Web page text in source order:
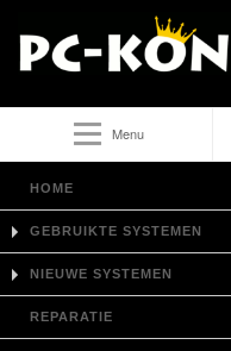
Menu
HOME
GEBRUIKTE SYSTEMEN
NIEUWE SYSTEMEN
REPARATIE